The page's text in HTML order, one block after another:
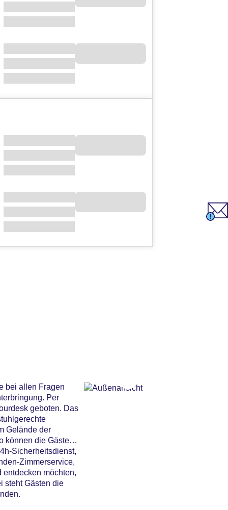
bei allen Fragen
Per
geboten. Das
Gelände der
können die Gäste
Sicherheitsdienst,
Zimmerservice,
möchten,
steht Gästen die